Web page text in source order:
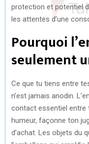
protection et potentiel
les attentes d’une
Pourquoi
seulement
Ce que tu tiens entre
n’est jamais anodin.
contact essentiel entre
humeur, façonne ton
d’achat. Les objets du